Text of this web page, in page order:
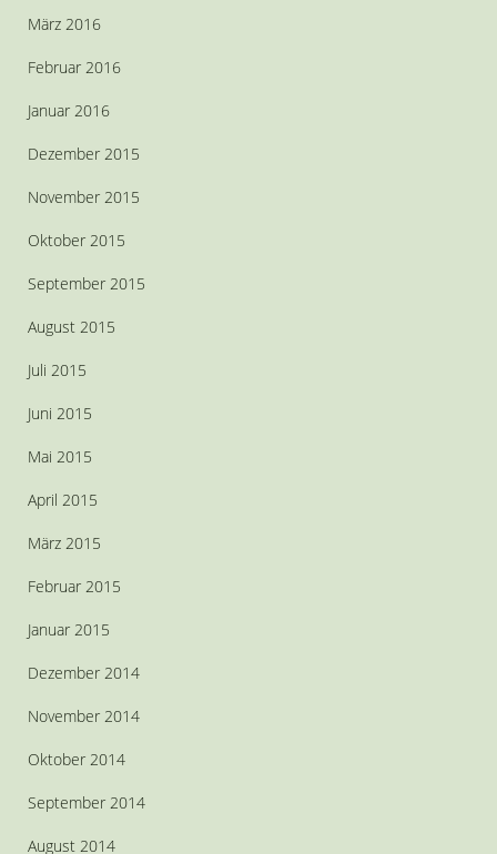
März 2016
Februar 2016
Januar 2016
Dezember 2015
November 2015
Oktober 2015
September 2015
August 2015
Juli 2015
Juni 2015
Mai 2015
April 2015
März 2015
Februar 2015
Januar 2015
Dezember 2014
November 2014
Oktober 2014
September 2014
August 2014